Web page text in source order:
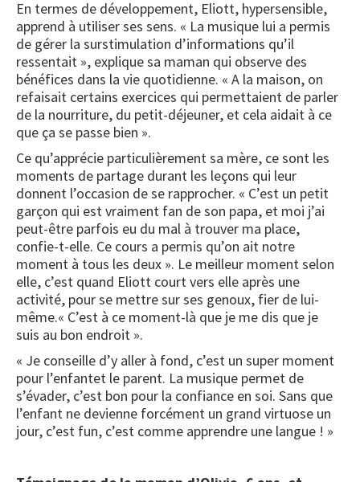
En termes de développement, Eliott, hypersensible,
apprend à utiliser ses sens. « La musique lui a permis
de gérer la surstimulation d’informations qu’il
ressentait », explique sa maman qui observe des
bénéfices dans la vie quotidienne. « A la maison, on
refaisait certains exercices qui permettaient de parler
de la nourriture, du petit-déjeuner, et cela aidait à ce
que ça se passe bien ».
Ce qu’apprécie particulièrement sa mère, ce sont les
moments de partage durant les leçons qui leur
donnent l’occasion de se rapprocher. « C’est un petit
garçon qui est vraiment fan de son papa, et moi j’ai
peut-être parfois eu du mal à trouver ma place,
confie-t-elle. Ce cours a permis qu’on ait notre
moment à tous les deux ». Le meilleur moment selon
elle, c’est quand Eliott court vers elle après une
activité, pour se mettre sur ses genoux, fier de lui-
même.« C’est à ce moment-là que je me dis que je
suis au bon endroit ».
« Je conseille d’y aller à fond, c’est un super moment
pour l’enfantet le parent. La musique permet de
s’évader, c’est bon pour la confiance en soi. Sans que
l’enfant ne devienne forcément un grand virtuose un
jour, c’est fun, c’est comme apprendre une langue ! »